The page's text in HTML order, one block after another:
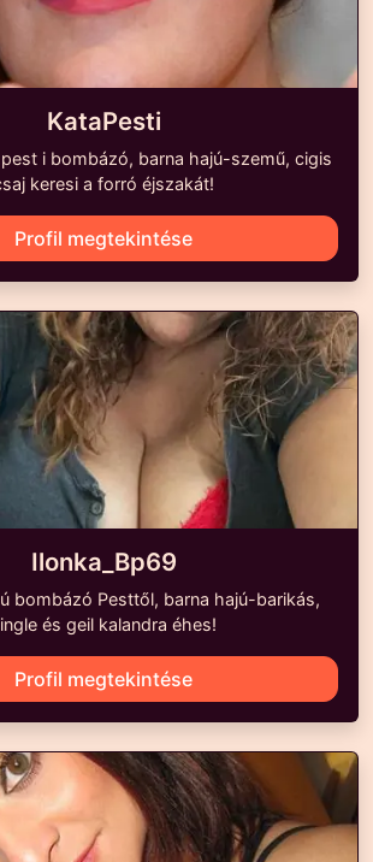
KataPesti
i bombázó, barna hajú-szemű, cigis
keresi a forró éjszakát!
Profil megtekintése
Ilonka_Bp69
bombázó Pesttől, barna hajú-barikás,
és geil kalandra éhes!
Profil megtekintése